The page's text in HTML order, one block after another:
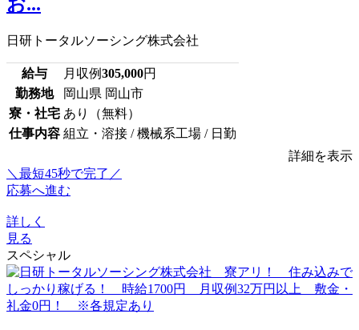
日研トータルソーシング株式会社
給与 月収例305,000円
勤務地
岡山県 岡山市
寮・社宅 あり（無料）
仕事内容 組立・溶接 / 機械系工場 / 日勤
詳細を表示
＼最短45秒で完了／
応募へ進む
詳しく
見る
スペシャル